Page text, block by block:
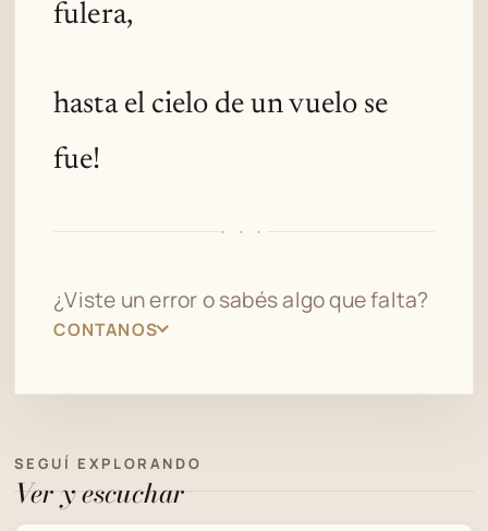
fulera,
hasta el cielo de un vuelo se
fue!
· · ·
¿Viste un error o sabés algo que falta?
CONTANOS
SEGUÍ EXPLORANDO
Ver y escuchar